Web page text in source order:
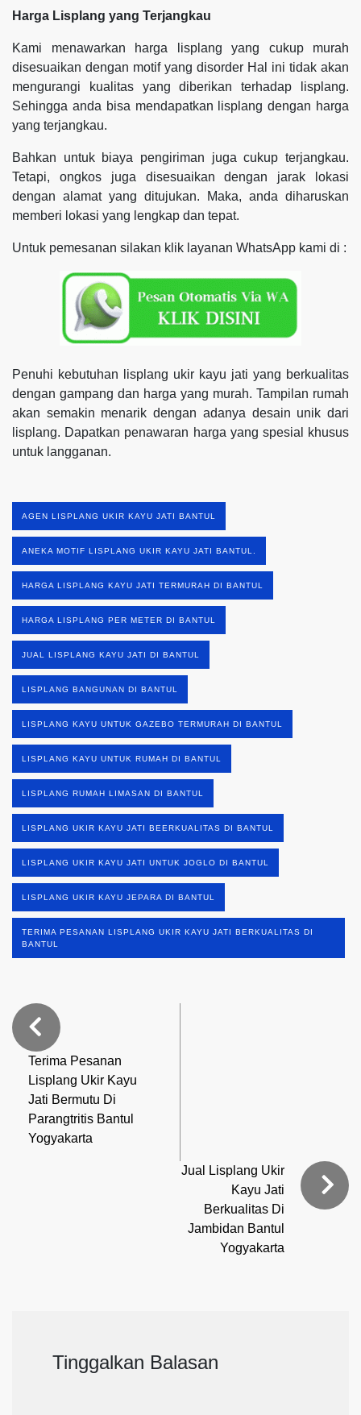
Harga Lisplang yang Terjangkau
Kami menawarkan harga lisplang yang cukup murah
disesuaikan dengan motif yang disorder Hal ini tidak akan
mengurangi kualitas yang diberikan terhadap lisplang.
Sehingga anda bisa mendapatkan lisplang dengan harga
yang terjangkau.
Bahkan untuk biaya pengiriman juga cukup terjangkau.
Tetapi, ongkos juga disesuaikan dengan jarak lokasi
dengan alamat yang ditujukan. Maka, anda diharuskan
memberi lokasi yang lengkap dan tepat.
Untuk pemesanan silakan klik layanan WhatsApp kami di :
Penuhi kebutuhan lisplang ukir kayu jati yang berkualitas
dengan gampang dan harga yang murah. Tampilan rumah
akan semakin menarik dengan adanya desain unik dari
lisplang. Dapatkan penawaran harga yang spesial khusus
untuk langganan.
AGEN LISPLANG UKIR KAYU JATI BANTUL
ANEKA MOTIF LISPLANG UKIR KAYU JATI BANTUL.
HARGA LISPLANG KAYU JATI TERMURAH DI BANTUL
HARGA LISPLANG PER METER DI BANTUL
JUAL LISPLANG KAYU JATI DI BANTUL
LISPLANG BANGUNAN DI BANTUL
LISPLANG KAYU UNTUK GAZEBO TERMURAH DI BANTUL
LISPLANG KAYU UNTUK RUMAH DI BANTUL
LISPLANG RUMAH LIMASAN DI BANTUL
LISPLANG UKIR KAYU JATI BEERKUALITAS DI BANTUL
LISPLANG UKIR KAYU JATI UNTUK JOGLO DI BANTUL
LISPLANG UKIR KAYU JEPARA DI BANTUL
TERIMA PESANAN LISPLANG UKIR KAYU JATI BERKUALITAS DI
BANTUL
Terima Pesanan
Lisplang Ukir Kayu
Jati Bermutu Di
Parangtritis Bantul
Yogyakarta
Jual Lisplang Ukir
Kayu Jati
Berkualitas Di
Jambidan Bantul
Yogyakarta
Tinggalkan Balasan